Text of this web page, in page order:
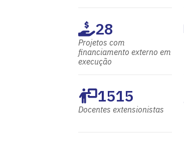
28
Projetos com
financiamento externo em
execução
1515
Docentes extensionistas